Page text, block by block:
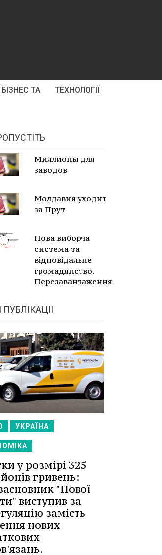
ТА
ТЕХНОЛОГІЇ
Миллионы для
заводов
Молдавия уходит
за Прут
Нова виборча
система та
відповідальне
громадянство.
Перезавантаження
ПУБЛІКАЦІЇ
УКРАЇНА
у розмірі 325
гривень:
"Нової
виступив за
замість
нових